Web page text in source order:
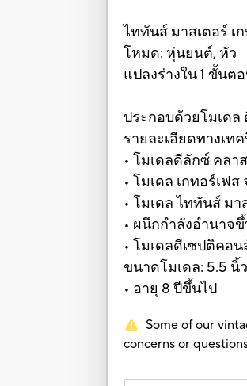
ไททันส์ มาสเตอร์ เ
โหมด: หุ่นยนต์, หัว
แปลงร่างใน 1 ขั้นต
ประกอบด้วยโมเดล
รายละเอียดทางเท
• โมเดลดีลักซ์ คลา
• โมเดล เกทอร์เฟ
• โมเดล ไททันส์ ม
• ผนึกกำลังอำนาจ
• โมเดลดีเซปติคอ
ขนาดโมเดล: 5.5 นิ้ว
• อายุ 8 ปีขึ้นไป
Some of our
concerns or